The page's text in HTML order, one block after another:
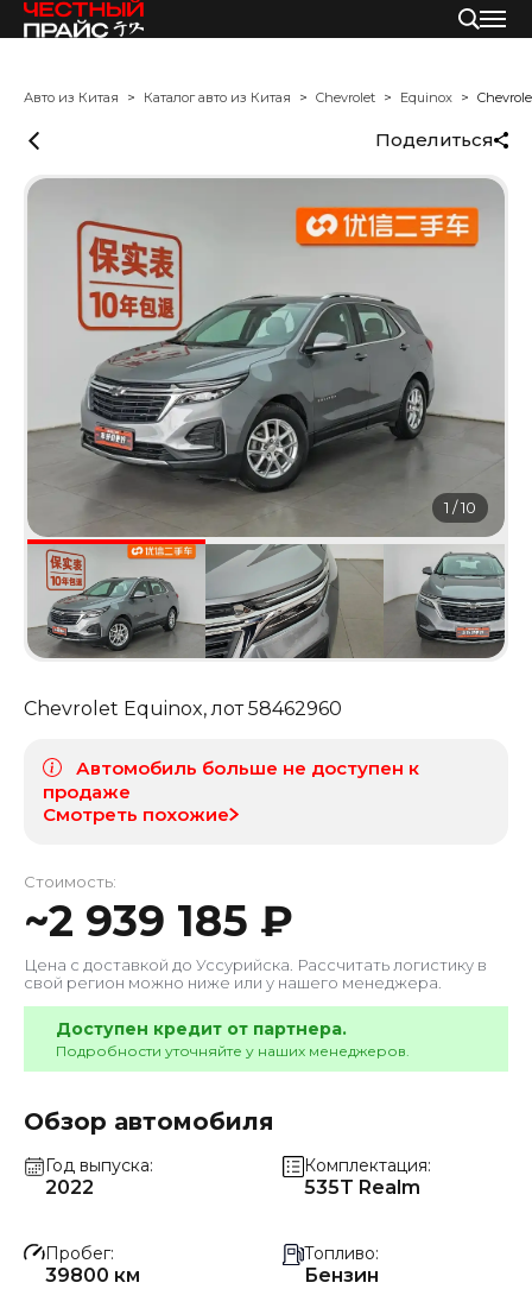
Авто из Китая Каталог авто из Китая Chevrolet Equinox
Поделиться
1 /10
Chevrolet Equinox, лот58462960
Автомобиль больше не доступен к
продаже
Смотреть похожие
Стоимость:
~2 939 185 ₽
Цена с доставкой до Уссурийска . Рассчитать логистику в
свой регион можно ниже или у нашего менеджера.
Доступен кредит от партнера.
Подробности уточняйте у наших менеджеров.
Обзор автомобиля
Год выпуска
2022
Комплектация
535T Realm
Пробег
39800 км
Топливо
Бензин